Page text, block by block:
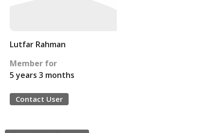
Lutfar Rahman
Member for
5 years 3 months
Contact User